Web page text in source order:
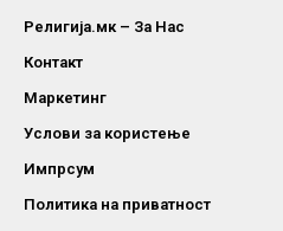
Религија.мк – За Нас
Контакт
Маркетинг
Услови за користење
Импрсум
Политика на приватност